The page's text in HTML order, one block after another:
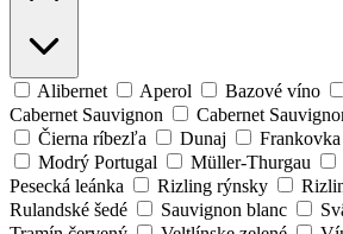
Alibernet Aperol Bazové víno
Cabernet Sauvignon
Cabernet
Čierna ríbezľa
Dunaj
Modrý Portugal
Müller-Thurgau
Pesecká leánka
Rizling rýnsky
Rulandské šedé
Sauvignon blanc